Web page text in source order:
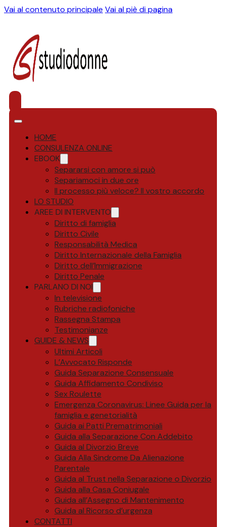
Vai al contenuto principale Vai al piè di pagina
HOME
CONSULENZA ONLINE
EBOOK
Separarsi con amore si può
Separiamoci in due ore
Il processo più veloce? Il vostro accordo
LO STUDIO
AREE DI INTERVENTO
Diritto di famiglia
Diritto Civile
Responsabilità Medica
Diritto Internazionale della Famiglia
Diritto dell’Immigrazione
Diritto Penale
PARLANO DI NOI
In televisione
Rubriche radiofoniche
Rassegna Stampa
Testimonianze
GUIDE & NEWS
Ultimi Articoli
L’Avvocato Risponde
Guida Separazione Consensuale
Guida Affidamento Condiviso
Sex Roulette
Emergenza Coronavirus: Linee Guida per la
famiglia e genetorialità
Guida ai Patti Prematrimoniali
Guida alla Separazione Con Addebito
Guida al Divorzio Breve
Guida Alla Sindrome Da Alienazione
Parentale
Guida al Trust nella Separazione o Divorzio
Guida alla Casa Coniugale
Guida all’Assegno di Mantenimento
Guida al Ricorso d’urgenza
CONTATTI